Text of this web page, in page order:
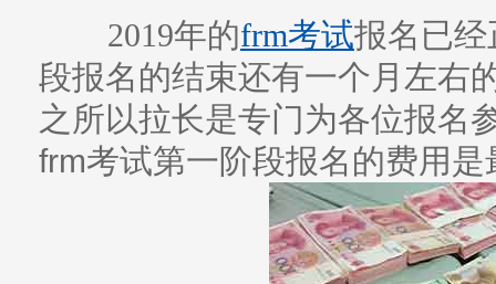
2019年的frm考试报名 已
段报名的结束还有一个月左右
之所以拉长是专门为各位报名
frm考试第一阶段报名的费用是